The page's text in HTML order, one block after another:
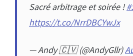
Sacré arbitrage et soirée !
https://t.co/NrrDBCYwJx
— Andy 🇨🇻 (@AndyGllr)